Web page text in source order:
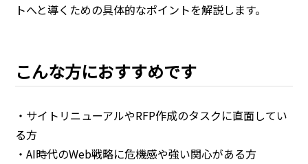
トへと導くための具体的なポイントを解説します。
こんな方におすすめです
・サイトリニューアルやRFP作成のタスクに直面してい
る方
・AI時代のWeb戦略に危機感や強い関心がある方